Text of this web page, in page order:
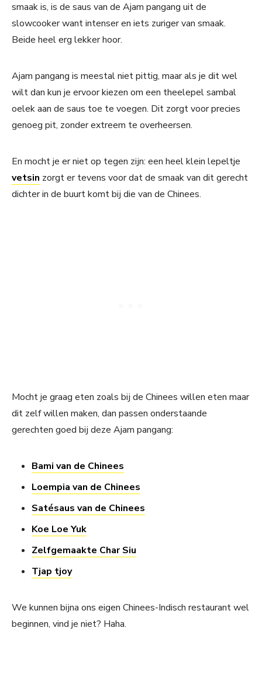
smaak is, is de saus van de Ajam pangang uit de
slowcooker want intenser en iets zuriger van smaak.
Beide heel erg lekker hoor.
Ajam pangang is meestal niet pittig, maar als je dit wel
wilt dan kun je ervoor kiezen om een theelepel sambal
oelek aan de saus toe te voegen. Dit zorgt voor precies
genoeg pit, zonder extreem te overheersen.
En mocht je er niet op tegen zijn: een heel klein lepeltje
vetsin zorgt er tevens voor dat de smaak van dit gerecht
dichter in de buurt komt bij die van de Chinees.
Mocht je graag eten zoals bij de Chinees willen eten maar
dit zelf willen maken, dan passen onderstaande
gerechten goed bij deze Ajam pangang:
Bami van de Chinees
Loempia van de Chinees
Satésaus van de Chinees
Koe Loe Yuk
Zelfgemaakte Char Siu
Tjap tjoy
We kunnen bijna ons eigen Chinees-Indisch restaurant wel
beginnen, vind je niet? Haha.